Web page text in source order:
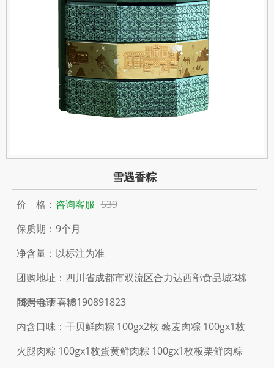
雪遇香粽
价 格： 咨询客服 539
保质期：9个月
净含量：以标注为准
团购地址：四川省成都市双流区合力达西部食品城3栋
18号金玉喜糖
团购电话：18190891823
内含口味：干贝鲜肉粽 100gx2枚 藜麦肉粽 100gx1枚
火腿肉粽 100gx1枚蛋黄鲜肉粽 100gx1枚板栗鲜肉粽